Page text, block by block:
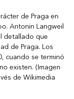
de Praga en
Antonin Langweil
detallado que
de Praga. Los
cuando se terminó
existen. (Imagen
de Wikimedia